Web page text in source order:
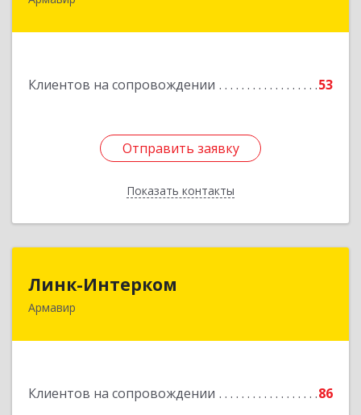
Клиентов на сопровождении 53
Отправить заявку
Показать контакты
Отправить заявку
Назад
Линк-Интерком
Армавир
Клиентов на сопровождении 86
Подробнее